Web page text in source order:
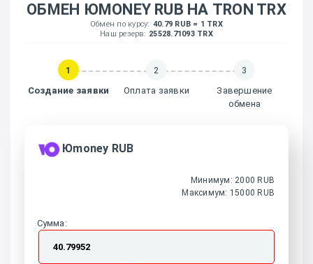
ОБМЕН ЮMONEY RUB НА TRON TRX
Обмен по курсу: 40.79 RUB = 1 TRX
Наш резерв: 25528.71093 TRX
1
Создание заявки
2
Оплата заявки
3
Завершение
обмена
Юmoney RUB
Минимум: 2000 RUB
Максимум: 15000 RUB
Сумма: